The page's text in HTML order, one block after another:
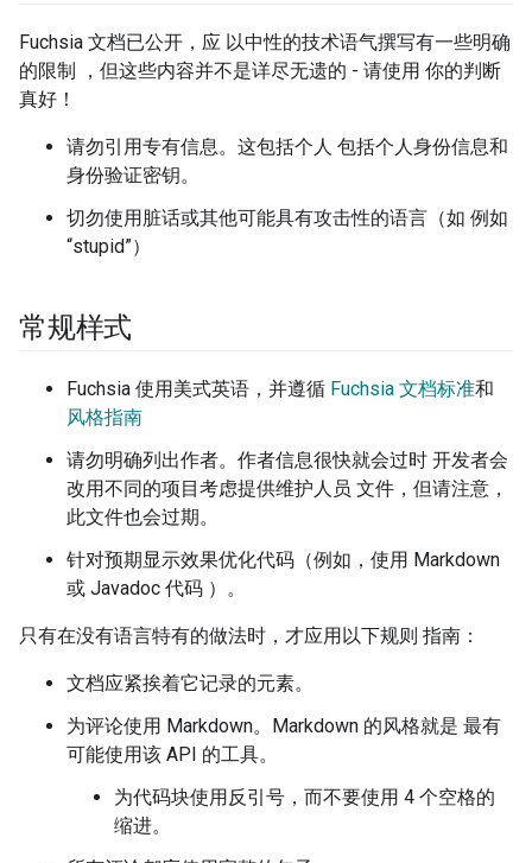
Fuchsia 文档已公开，应 以中性的技术语气撰写有一些明确
的限制 ，但这些内容并不是详尽无遗的 - 请使用 你的判断
真好！
请勿引用专有信息。这包括个人 包括个人身份信息和
身份验证密钥。
切勿使用脏话或其他可能具有攻击性的语言（如 例如
“stupid”）
常规样式
Fuchsia 使用美式英语，并遵循 Fuchsia 文档标准和
风格指南
请勿明确列出作者。作者信息很快就会过时 开发者会
改用不同的项目考虑提供维护人员 文件，但请注意，
此文件也会过期。
针对预期显示效果优化代码（例如，使用 Markdown
或 Javadoc 代码 ）。
只有在没有语言特有的做法时，才应用以下规则 指南：
文档应紧挨着它记录的元素。
为评论使用 Markdown。Markdown 的风格就是 最有
可能使用该 API 的工具。
为代码块使用反引号，而不要使用 4 个空格的
缩进。